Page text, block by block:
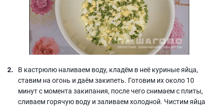
В кастрюлю наливаем воду, кладём в неё куриные яйца,
ставим на огонь и даём закипеть. Готовим их около 10
минут с момента закипания, после чего снимаем с плиты,
сливаем горячую воду и заливаем холодной. Чистим яйца